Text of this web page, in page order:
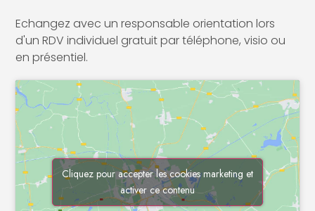
Echangez avec un responsable orientation lors
d'un RDV individuel gratuit par téléphone, visio ou
en présentiel.​
Cliquez pour accepter les cookies marketing et
activer ce contenu